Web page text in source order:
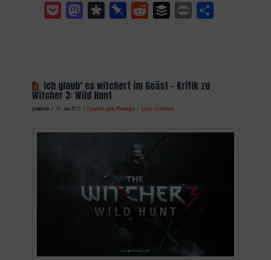
Pocket MastodonDiasporaPinboardReddit Buffer Print
Ich glaub‘ es witchert im Geäst – Kritik zu
Witcher 3: Wild Hunt
yodahome 14. Juni 2015 Computerspiele, Meinungen Leave a Comment